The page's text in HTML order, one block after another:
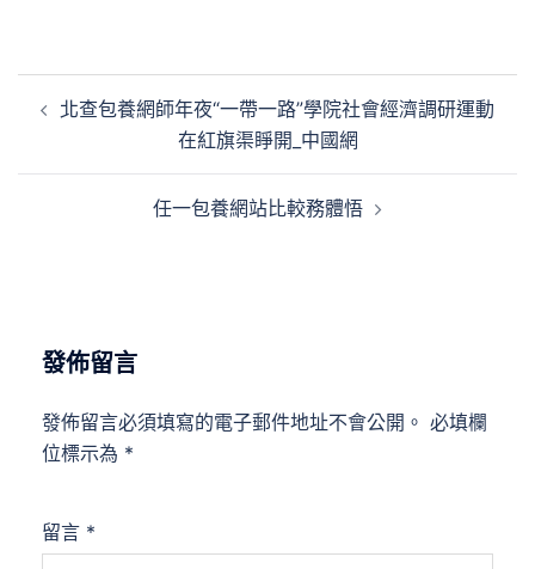
章
北查包養網師年夜“一帶一路”學院社會經濟調研運動
在紅旗渠睜開_中國網
任一包養網站比較務體悟
發佈留言
發佈留言必須填寫的電子郵件地址不會公開。 必填欄
位標示為 *
留言 *